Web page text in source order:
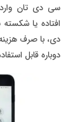
سی دی تان
افتاده یا
دی، با صرف
دوباره قابل